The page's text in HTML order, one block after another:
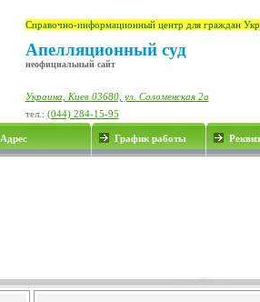
Справочно-информационный центр для граждан
Апелляционный суд
неофициальный сайт
Украина, Киев 03680, ул. Соломенская 2а
тел.: (044) 284-15-95
Адрес График работы